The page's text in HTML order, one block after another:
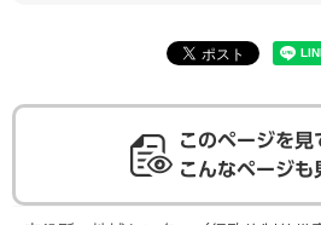
このページを見
こんなページも